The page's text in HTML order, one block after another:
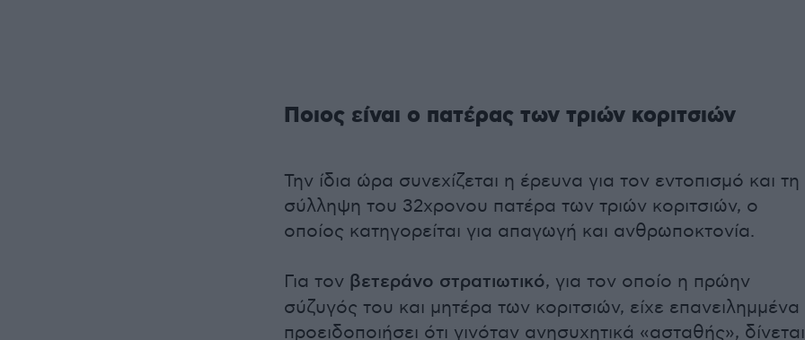
Ποιος είναι ο πατέρας των τριών κοριτσιών
Την ίδια ώρα συνεχίζεται η έρευνα για τον εντοπισμό και τη
σύλληψη του 32χρονου πατέρα των τριών κοριτσιών, ο
οποίος κατηγορείται για απαγωγή και ανθρωποκτονία.
Για τον βετεράνο στρατιωτικό, για τον οποίο η πρώην
σύζυγός του και μητέρα των κοριτσιών, είχε επανειλημμένα
προειδοποιήσει ότι γινόταν ανησυχητικά «ασταθής», δίνεται